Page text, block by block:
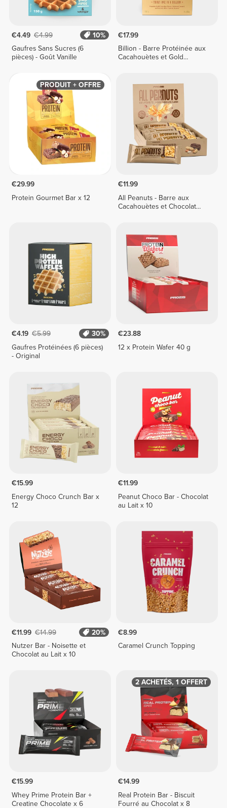
€4.49 €4.99
10%
Gaufres Sans Sucres (6
pièces) - Goût Vanille
€17.99
Billion - Barre Protéinée aux
Cacahouètes et Gold
PRODUIT + OFFRE
€29.99
Protein Gourmet Bar x 12
€11.99
All Peanuts - Barre aux
Cacahouètes et Chocolat
€4.19 €5.99
30%
Gaufres Protéinées (6 pièces)
- Original
€23.88
12 x Protein Wafer 40 g
€15.99
Energy Choco Crunch Bar x
12
€11.99
Peanut Choco Bar - Chocolat
au Lait x 10
€11.99 €14.99
20%
Nutzer Bar - Noisette et
Chocolat au Lait x 10
€8.99
Caramel Crunch Topping
€15.99
Whey Prime Protein Bar +
Creatine Chocolate x 6
2 ACHETÉS, 1 OFFERT
€14.99
Real Protein Bar - Biscuit
Fourré au Chocolat x 8